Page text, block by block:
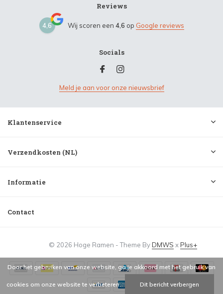
Reviews
4,6 Wij scoren een 4,6 op Google reviews
Socials
Meld je aan voor onze nieuwsbrief
Klantenservice
Verzendkosten (NL)
Informatie
Contact
© 2026 Hoge Ramen - Theme ByDMWS xPlus+
Door het gebruiken van onze website, ga je akkoord met het gebruik van
cookies om onze website te verbeteren. Dit bericht verbergen